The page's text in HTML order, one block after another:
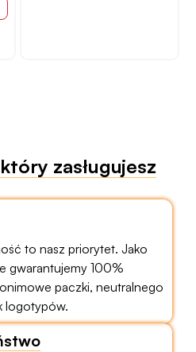
zasługujesz
to nasz priorytet. Jako
gwarantujemy 100%
paczki, neutralnego
logotypów.